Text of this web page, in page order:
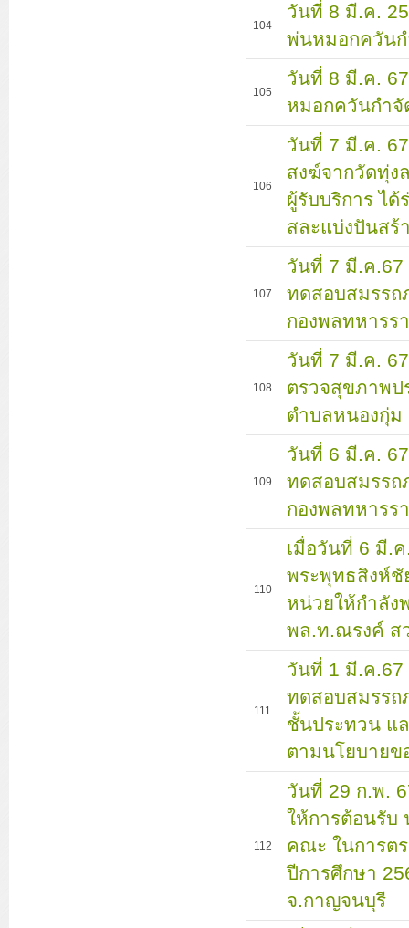
104
วันที่ 8 มี.ค.
พ่นหมอกควันก
105
วันที่ 8 มี.ค.
หมอกควันกำจั
106
วันที่ 7 มี.ค.
สงฆ์จากวัดทุ่
ผู้รับบริการ ได้
สละแบ่งปันสร้
107
วันที่ 7 มี.ค
ทดสอบสมรรถ
กองพลทหารร
108
วันที่ 7 มี.ค.
ตรวจสุขภาพป
ตำบลหนองกุ่
109
วันที่ 6 มี.ค.
ทดสอบสมรรถ
กองพลทหารร
110
เมื่อวันที่ 6 มี.
พระพุทธสิงห์ชั
หน่วยให้กำลัง
พล.ท.ณรงค์ ส
111
วันที่ 1 มี.ค
ทดสอบสมรร
ชั้นประทวน แ
ตามนโยบาย
112
วันที่ 29 ก.พ.
ให้การต้อนรับ
คณะ ในการต
ปีการศึกษา
จ.กาญจนบุรี